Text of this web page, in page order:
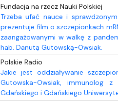
Fundacja na rzecz Nauki Polskiej
Trzeba ufać nauce i
prezentuje film o szczepionkach
zaangażowanymi w walkę z
hab. Danutą Gutowską-Owsiak.
Polskie Radio
Jakie jest oddziaływanie
Gutowska-Owsiak, immunolog z
Gdańskiego i Gdańskiego